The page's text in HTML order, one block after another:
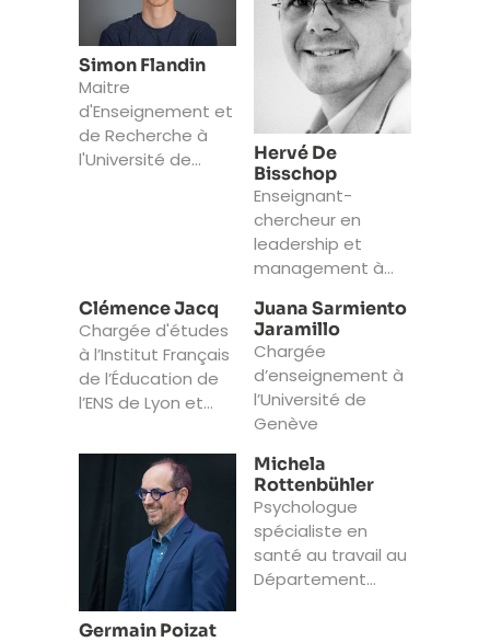
Simon Flandin
Maitre
d'Enseignement et
de Recherche à
l'Université de
Hervé De
Bisschop
Enseignant-
chercheur en
leadership et
management à
Dijon
Clémence Jacq
Chargée d'études
à l’Institut Français
de l’Éducation de
l’ENS de Lyon et
l’Université de
Genève
Juana Sarmiento
Jaramillo
Chargée
d’enseignement à
l’Université de
Genève
Germain Poizat
Michela
Rottenbühler
Psychologue
spécialiste en
santé au travail au
Département